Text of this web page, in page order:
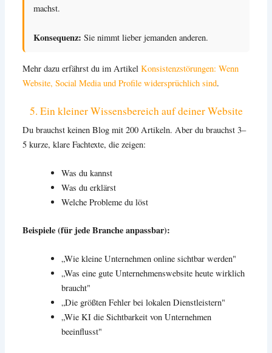
machst.
Konsequenz: Sie nimmt lieber jemanden anderen.
Mehr dazu erfährst du im ArtikelKonsistenzstörungen: Wenn
Website, Social Media und Profile widersprüchlich sind.
5. Ein kleiner Wissensbereich auf deiner Website
Du brauchst keinen Blog mit 200 Artikeln. Aber du brauchst 3–
5 kurze, klare Fachtexte, die zeigen:
Was du kannst
Was du erklärst
Welche Probleme du löst
Beispiele (für jede Branche anpassbar):
„Wie kleine Unternehmen online sichtbar werden"
„Was eine gute Unternehmenswebsite heute wirklich
braucht"
„Die größten Fehler bei lokalen Dienstleistern"
„Wie KI die Sichtbarkeit von Unternehmen
beeinflusst"